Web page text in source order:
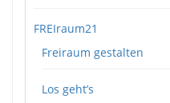
FREIraum21
Freiraum gestalten
Los geht’s